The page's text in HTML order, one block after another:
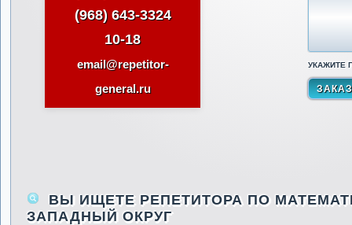
(968) 643-3324
10-18
email@repetitor-
general.ru
УКАЖИТЕ
ВЫ ИЩЕТЕ РЕПЕТИТОРА ПО
ЗАПАДНЫЙ ОКРУГ